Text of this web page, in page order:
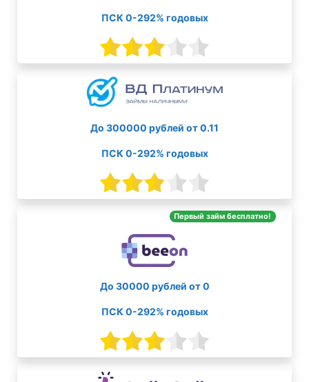
ПСК 0-292% годовых
До 300000 рублей от 0.11
ПСК 0-292% годовых
Первый займ бесплатно!
До 30000 рублей от 0
ПСК 0-292% годовых